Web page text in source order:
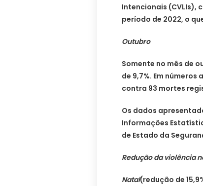
Intencionais (CVLIs),
período de 2022, o
Outubro
Somente no mês de
de 9,7%. Em
contra 93 mortes
Os dados
Informações
de Estado da
Redução da violência
Natal(redução de